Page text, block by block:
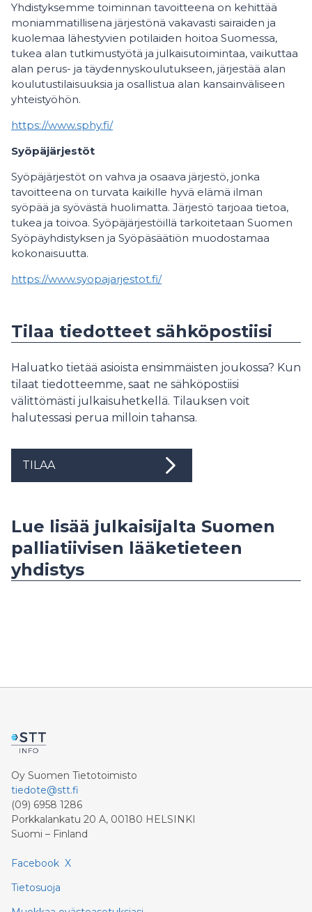
Yhdistyksemme toiminnan tavoitteena on kehittää
moniammatillisena järjestönä vakavasti sairaiden ja
kuolemaa lähestyvien potilaiden hoitoa Suomessa,
tukea alan tutkimustyötä ja julkaisutoimintaa, vaikuttaa
alan perus- ja täydennyskoulutukseen, järjestää alan
koulutustilaisuuksia ja osallistua alan kansainväliseen
yhteistyöhön.
https://www.sphy.fi/
Syöpäjärjestöt
Syöpäjärjestöt on vahva ja osaava järjestö, jonka
tavoitteena on turvata kaikille hyvä elämä ilman
syöpää ja syövästä huolimatta. Järjestö tarjoaa tietoa,
tukea ja toivoa. Syöpäjärjestöillä tarkoitetaan Suomen
Syöpäyhdistyksen ja Syöpäsäätiön muodostamaa
kokonaisuutta.
https://www.syopajarjestot.fi/
Tilaa tiedotteet sähköpostiisi
Haluatko tietää asioista ensimmäisten joukossa? Kun
tilaat tiedotteemme, saat ne sähköpostiisi
välittömästi julkaisuhetkellä. Tilauksen voit
halutessasi perua milloin tahansa.
TILAA
Lue lisää julkaisijalta Suomen
palliatiivisen lääketieteen
yhdistys
Oy Suomen Tietotoimisto
tiedote@stt.fi
(09) 6958 1286
Porkkalankatu 20 A, 00180 HELSINKI
Suomi – Finland
Facebook X
Tietosuoja